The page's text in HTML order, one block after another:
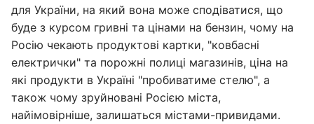
для України, на який вона може сподіватися, що
буде з курсом гривні та цінами на бензин, чому на
Росію чекають продуктові картки, "ковбасні
електрички" та порожні полиці магазинів, ціна на
які продукти в Україні "пробиватиме стелю", а
також чому зруйновані Росією міста,
найімовірніше, залишаться містами-привидами.